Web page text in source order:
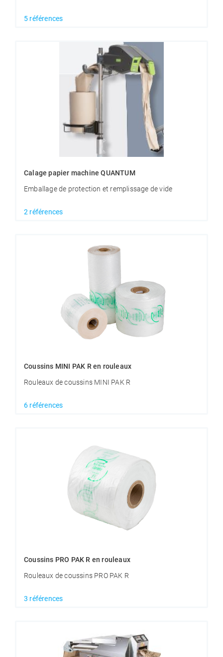
5 références
Calage papier machine QUANTUM
Emballage de protection et remplissage de vide
2 références
Coussins MINI PAK R en rouleaux
Rouleaux de coussins MINI PAK R
6 références
Coussins PRO PAK R en rouleaux
Rouleaux de coussins PRO PAK R
3 références